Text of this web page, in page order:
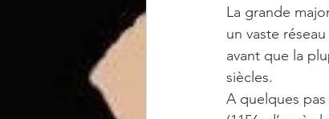
La grande
un vaste
avant que la
siècles.
A quelques